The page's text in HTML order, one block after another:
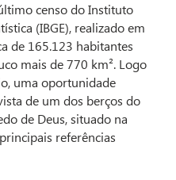
censo do Instituto
(IBGE), realizado em
de 165.123 habitantes
mais de 770 km². Logo
uma oportunidade
de um dos berços do
de Deus, situado na
referências